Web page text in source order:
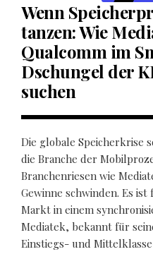
Wenn
tanzen: Wie
Qualcomm im
Dschungel der
suchen
Die globale Speicherkrise
die Branche der
Branchenriesen wie
Gewinne schwinden. Es
Markt in einem
Mediatek, bekannt für
Einstiegs- und